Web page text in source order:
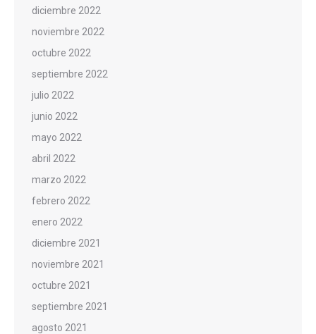
diciembre 2022
noviembre 2022
octubre 2022
septiembre 2022
julio 2022
junio 2022
mayo 2022
abril 2022
marzo 2022
febrero 2022
enero 2022
diciembre 2021
noviembre 2021
octubre 2021
septiembre 2021
agosto 2021